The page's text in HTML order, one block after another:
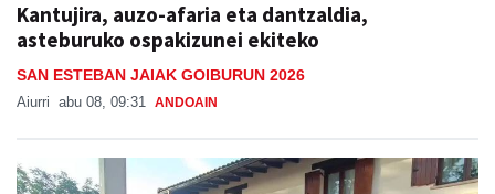
Kantujira, auzo-afaria eta dantzaldia,
asteburuko ospakizunei ekiteko
SAN ESTEBAN JAIAK GOIBURUN 2026
Aiurri abu 08, 09:31 ANDOAIN